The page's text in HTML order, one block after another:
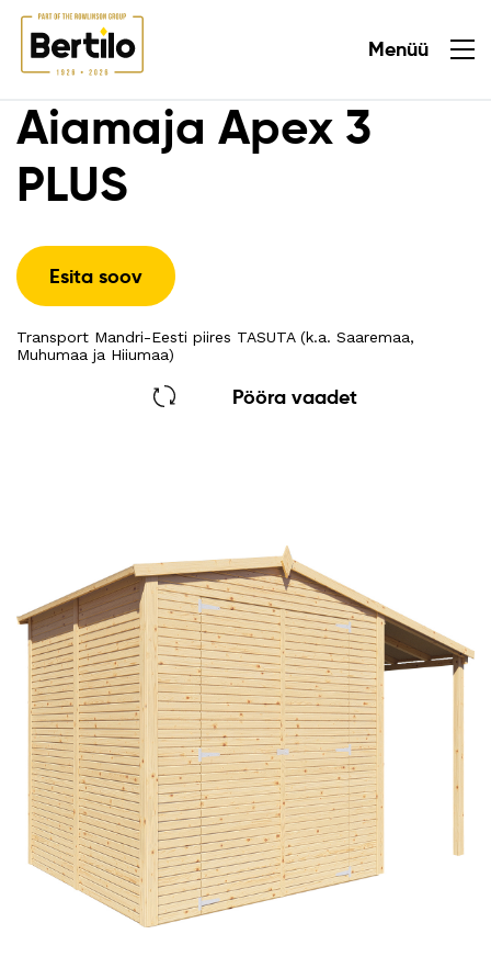
Menüü
Aiamaja Apex 3
PLUS
Esita soov
Transport Mandri-Eesti piires TASUTA (k.a. Saaremaa,
Muhumaa ja Hiiumaa)
Pööra vaadet